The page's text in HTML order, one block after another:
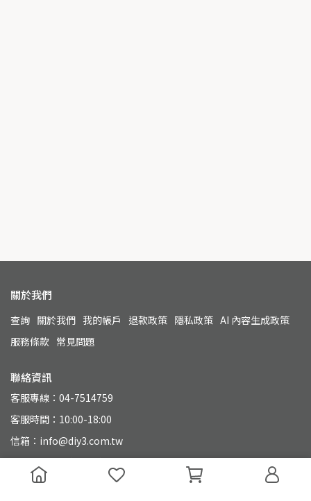
關於我們
查詢 關於我們 我的帳戶 退款政策 隱私政策 AI 內容生成政策
服務條款 常見問題
聯絡資訊
客服專線：04-7514759
客服時間：10:00-18:00
信箱：info@diy3.com.tw
地址：500 彰化縣彰化市永興街110號
統一編號：90804649